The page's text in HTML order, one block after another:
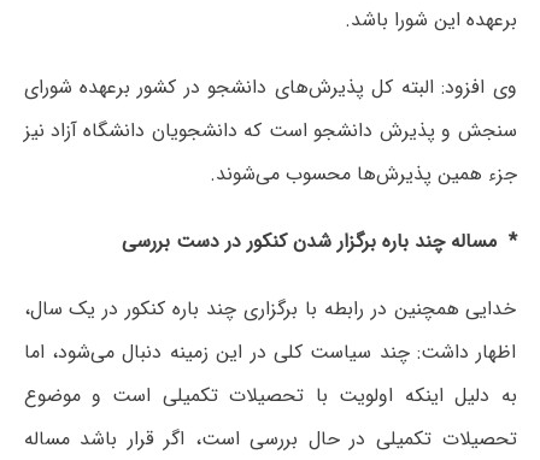
برعهده این شورا باشد.
وی افزود: البته کل پذیرش‌های دانشجو در کشور برعهده شورای
سنجش و پذیرش دانشجو است که دانشجویان دانشگاه آزاد نیز
جزء همین پذیرش‌ها محسوب می‌شوند.
* مساله چند باره برگزار شدن کنکور در دست بررسی
خدایی همچنین در رابطه با برگزاری چند باره کنکور در یک سال،
اظهار داشت: چند سیاست کلی در این زمینه دنبال می‌شود، اما
به دلیل اینکه اولویت با تحصیلات تکمیلی است و موضوع
تحصیلات تکمیلی در حال بررسی است، اگر قرار باشد مساله‌